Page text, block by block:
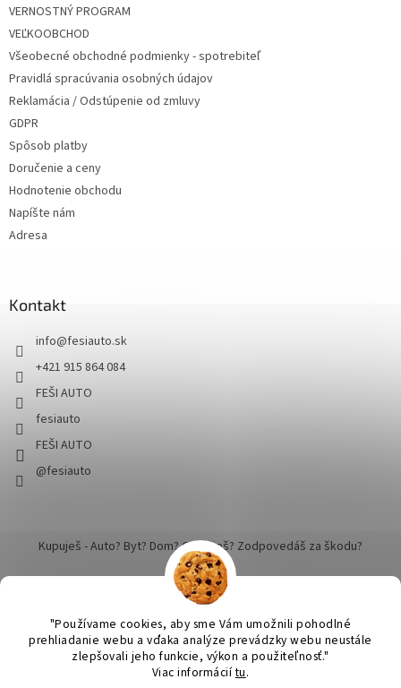
"Používame cookies, aby sme Vám umožnili pohodlné
prehliadanie webu a vďaka analýze prevádzky webu neustále
zlepšovali jeho funkcie, výkon a použiteľnosť."
Viac informáciítu.
VERNOSTNÝ PROGRAM
VEĽKOOBCHOD
Všeobecné obchodné podmienky - spotrebiteľ
Pravidlá spracúvania osobných údajov
Reklamácia / Odstúpenie od zmluvy
GDPR
Spôsob platby
Doručenie a ceny
Hodnotenie obchodu
Napíšte nám
Adresa
Kontakt
info@fesiauto.sk
+421 915 864 084
FEŠI AUTO
fesiauto
FEŠI AUTO
@fesiauto
Kupuješ - Auto? Byt? Dom? Cestuješ? Zodpovedáš za škodu?
Vytvoril Shoptet